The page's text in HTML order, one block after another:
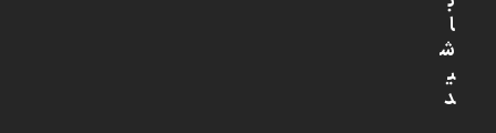
ا
ش
ی
د